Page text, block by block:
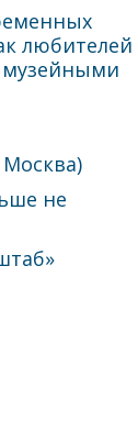
любителей
музейными
не